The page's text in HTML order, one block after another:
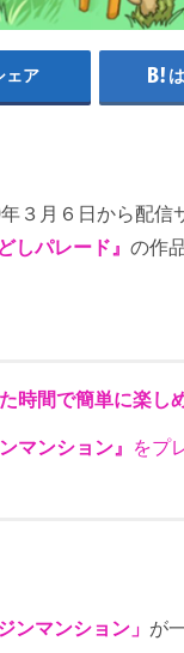
ェア
３月６日から配信
しパレード』 の作
時間で簡単に楽し
マンション』 をプ
ンマンション」 が